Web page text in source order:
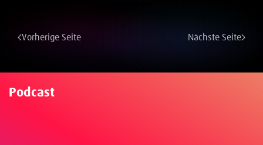
Vorherige Seite Nächste Seite
Podcast